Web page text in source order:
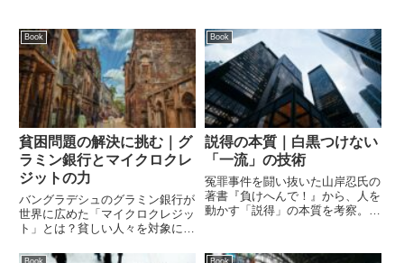
Book
貧困問題の解決に挑む｜グ
ラミン銀行とマイクロクレ
ジットの力
バングラデシュのグラミン銀行が
世界に広めた「マイクロクレジッ
ト」とは？貧しい人々を対象にし
和し、特に貧困女性の経済的自立
Book
説得の本質｜白黒つけない
「一流」の技術
冤罪事件を闘い抜いた山岸忍氏の
著書『負けへんで！』から、人を
動かす「説得」の本質を考察。論
ビジネスや人間関係に活きる知恵
Book Book